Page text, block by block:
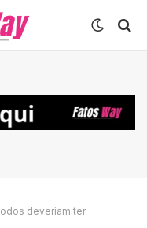
deveriam ter